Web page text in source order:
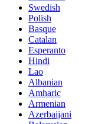
Swedish
Polish
Basque
Catalan
Esperanto
Hindi
Lao
Albanian
Amharic
Armenian
Azerbaijani